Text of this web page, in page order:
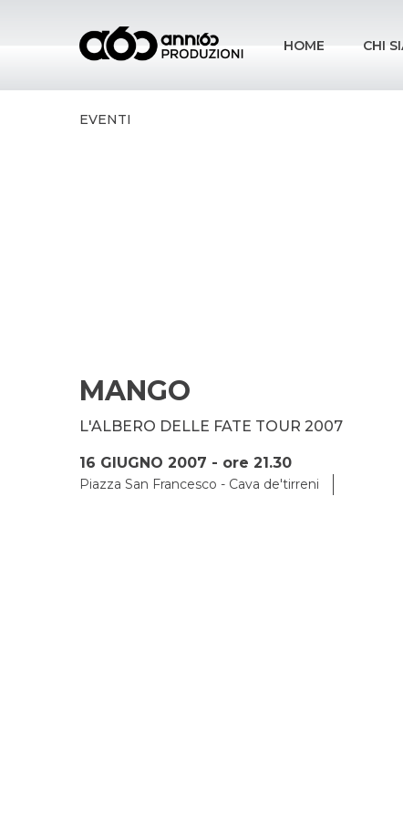
HOME CHI
EVENTI
MANGO
L'ALBERO DELLE FATE TOUR 2007
16 GIUGNO 2007 - ore 21.30
Piazza San Francesco - Cava de'tirreni